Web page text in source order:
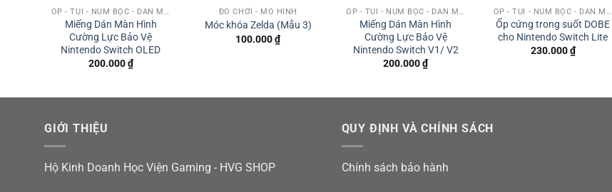
ỐP - TÚI - NÚM BỌC - DÁN MÀN HÌNH
Miếng Dán Màn Hình
Cường Lực Bảo Vệ
Nintendo Switch OLED
200.000₫
ĐỒ CHƠI - MÔ HÌNH
Móc khóa Zelda (Mẫu 3)
100.000₫
ỐP - TÚI - NÚM BỌC - DÁN MÀN HÌNH
Miếng Dán Màn Hình
Cường Lực Bảo Vệ
Nintendo Switch V1/ V2
200.000₫
ỐP - TÚI - NÚM BỌC - DÁN MÀN HÌNH
Ốp cứng trong suốt DOBE
cho Nintendo Switch Lite
230.000₫
GIỚI THIỆU
Hộ Kinh Doanh Học Viện Gaming - HVG SHOP
QUY ĐỊNH VÀ CHÍNH SÁCH
Chính sách bảo hành